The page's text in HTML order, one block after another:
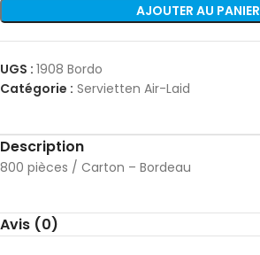
AJOUTER AU PANIER
UGS : 1908 Bordo
Catégorie : Servietten Air-Laid
Description
800 pièces / Carton – Bordeau
Avis (0)